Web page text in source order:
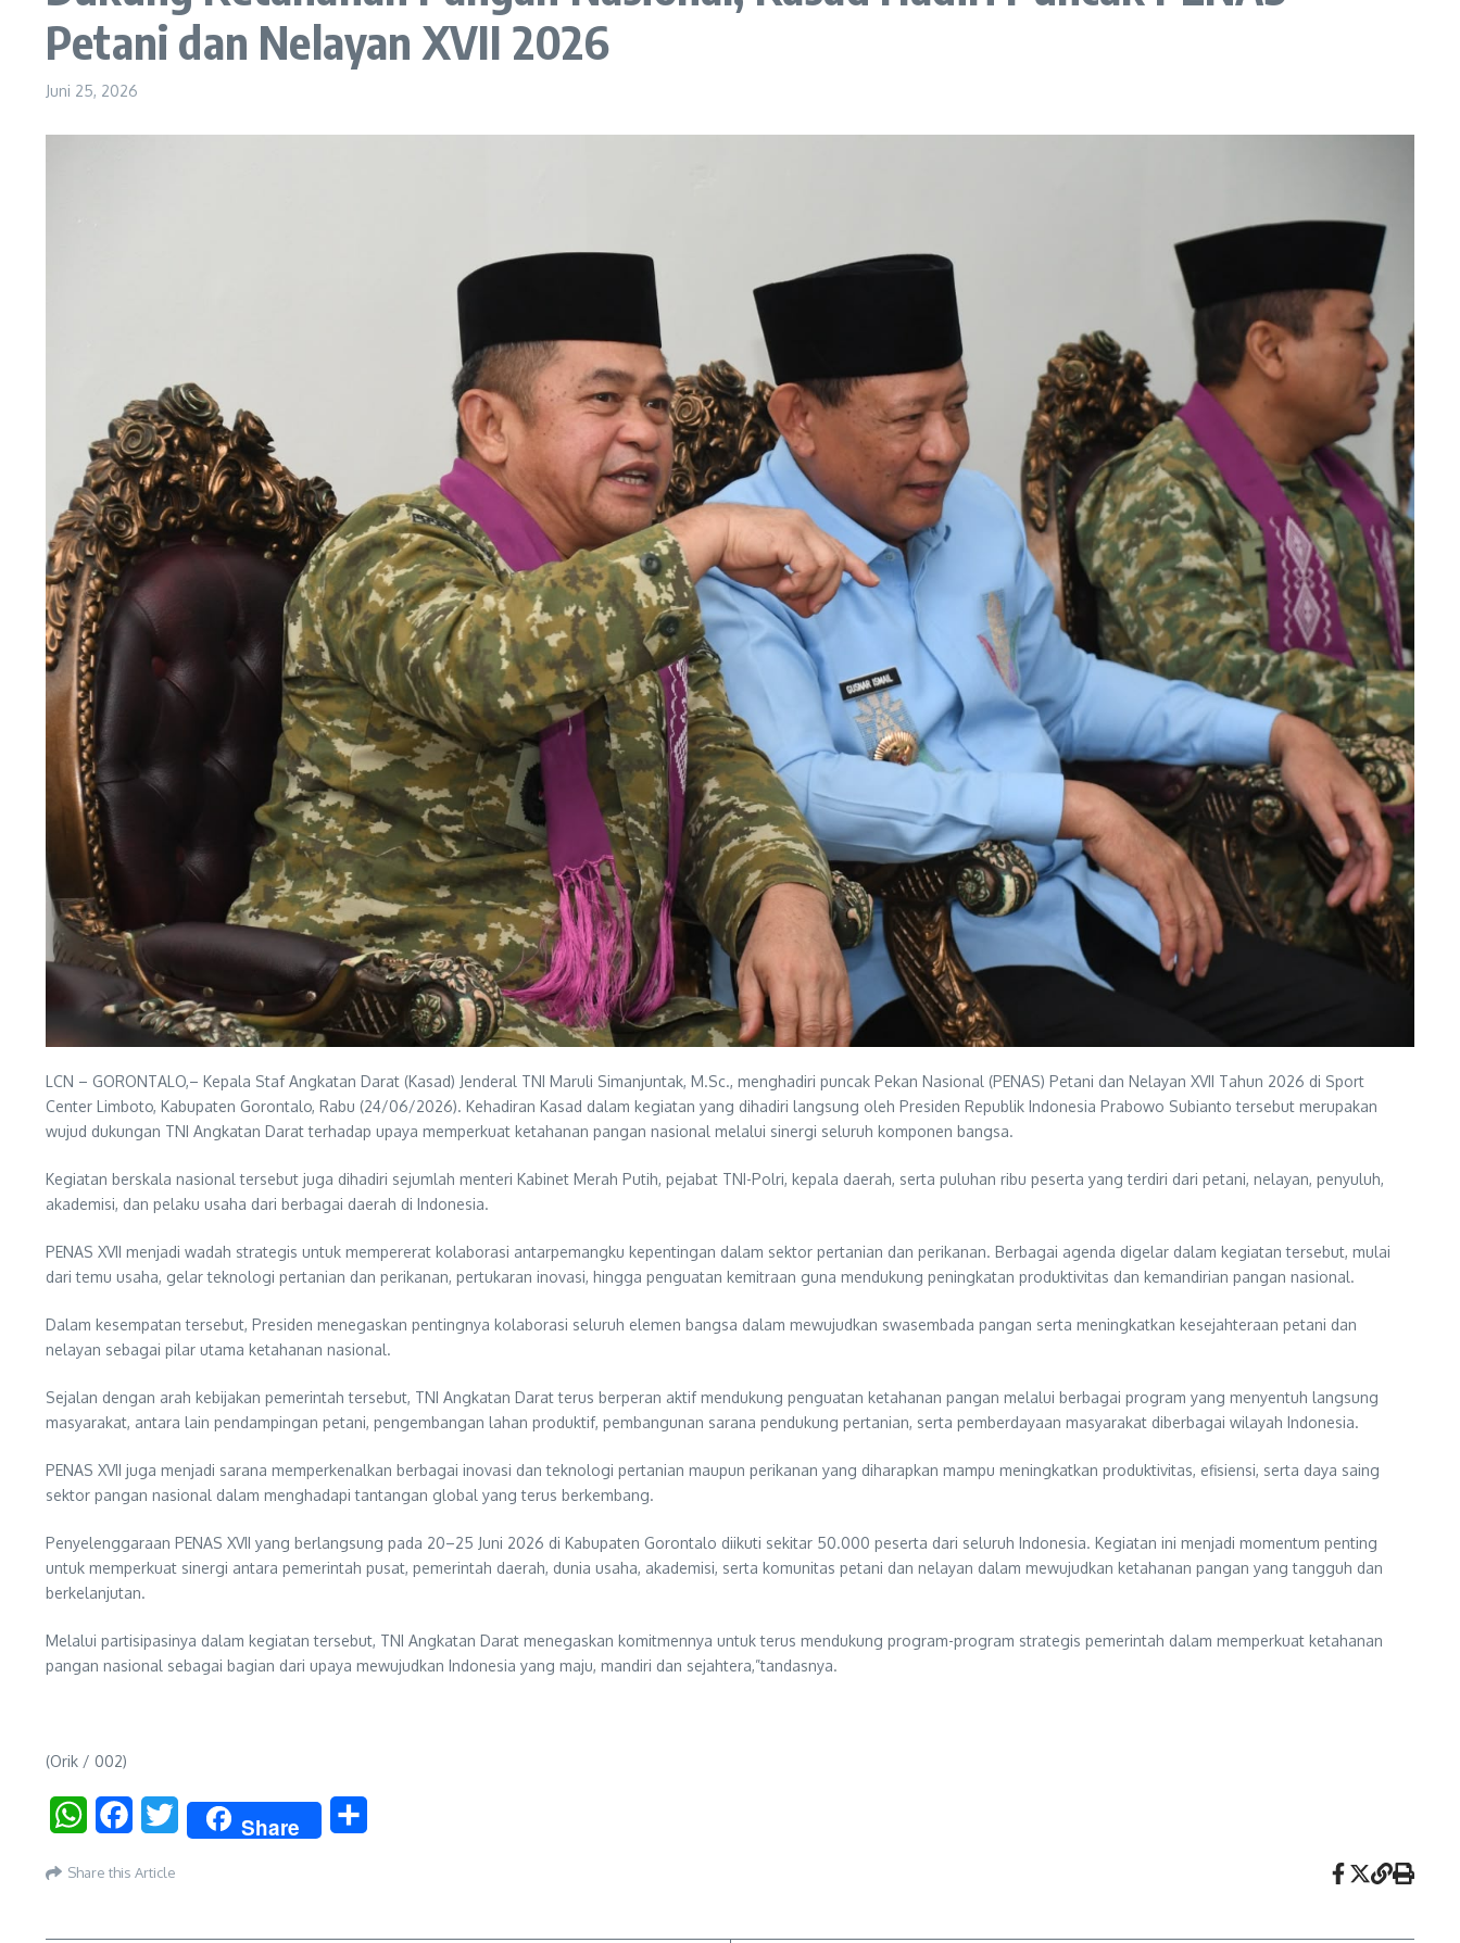
Petani dan Nelayan XVII 2026
Juni 25, 2026
LCN – GORONTALO,– Kepala Staf Angkatan Darat (Kasad) Jenderal TNI Maruli Simanjuntak, M.Sc., menghadiri puncak Pekan Nasional (PENAS) Petani dan Nelayan XVII Tahun 2026 di Sport
Center Limboto, Kabupaten Gorontalo, Rabu (24/06/2026). Kehadiran Kasad dalam kegiatan yang dihadiri langsung oleh Presiden Republik Indonesia Prabowo Subianto tersebut merupakan
wujud dukungan TNI Angkatan Darat terhadap upaya memperkuat ketahanan pangan nasional melalui sinergi seluruh komponen bangsa.
Kegiatan berskala nasional tersebut juga dihadiri sejumlah menteri Kabinet Merah Putih, pejabat TNI-Polri, kepala daerah, serta puluhan ribu peserta yang terdiri dari petani, nelayan, penyuluh,
akademisi, dan pelaku usaha dari berbagai daerah di Indonesia.
PENAS XVII menjadi wadah strategis untuk mempererat kolaborasi antarpemangku kepentingan dalam sektor pertanian dan perikanan. Berbagai agenda digelar dalam kegiatan tersebut, mulai
dari temu usaha, gelar teknologi pertanian dan perikanan, pertukaran inovasi, hingga penguatan kemitraan guna mendukung peningkatan produktivitas dan kemandirian pangan nasional.
Dalam kesempatan tersebut, Presiden menegaskan pentingnya kolaborasi seluruh elemen bangsa dalam mewujudkan swasembada pangan serta meningkatkan kesejahteraan petani dan
nelayan sebagai pilar utama ketahanan nasional.
Sejalan dengan arah kebijakan pemerintah tersebut, TNI Angkatan Darat terus berperan aktif mendukung penguatan ketahanan pangan melalui berbagai program yang menyentuh langsung
masyarakat, antara lain pendampingan petani, pengembangan lahan produktif, pembangunan sarana pendukung pertanian, serta pemberdayaan masyarakat diberbagai wilayah Indonesia.
PENAS XVII juga menjadi sarana memperkenalkan berbagai inovasi dan teknologi pertanian maupun perikanan yang diharapkan mampu meningkatkan produktivitas, efisiensi, serta daya saing
sektor pangan nasional dalam menghadapi tantangan global yang terus berkembang.
Penyelenggaraan PENAS XVII yang berlangsung pada 20–25 Juni 2026 di Kabupaten Gorontalo diikuti sekitar 50.000 peserta dari seluruh Indonesia. Kegiatan ini menjadi momentum penting
untuk memperkuat sinergi antara pemerintah pusat, pemerintah daerah, dunia usaha, akademisi, serta komunitas petani dan nelayan dalam mewujudkan ketahanan pangan yang tangguh dan
berkelanjutan.
Melalui partisipasinya dalam kegiatan tersebut, TNI Angkatan Darat menegaskan komitmennya untuk terus mendukung program-program strategis pemerintah dalam memperkuat ketahanan
pangan nasional sebagai bagian dari upaya mewujudkan Indonesia yang maju, mandiri dan sejahtera,”tandasnya.
(Orik / 002)
WhatsAppFacebookTwitter Share
Share this Article